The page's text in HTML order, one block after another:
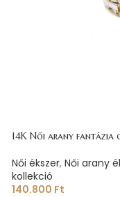
14K Női arany
Női ékszer, Női arany
kollekció
140.800 Ft